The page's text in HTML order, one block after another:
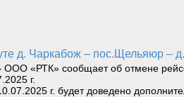
д. Чаркабож – пос.Щельяюр –
ООО «РТК» сообщает об отмене
г.
г. будет доведено